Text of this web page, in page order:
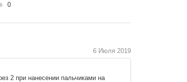
0
6 Июля 2019
2 при нанесении пальчиками на